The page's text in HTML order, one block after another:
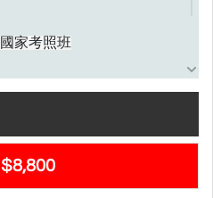
家考照班
3小時
老師授課狀況與考情調